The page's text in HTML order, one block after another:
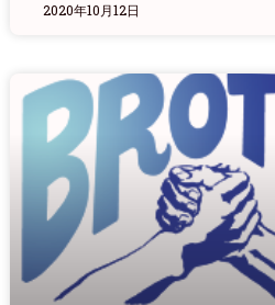
2020年10月12日